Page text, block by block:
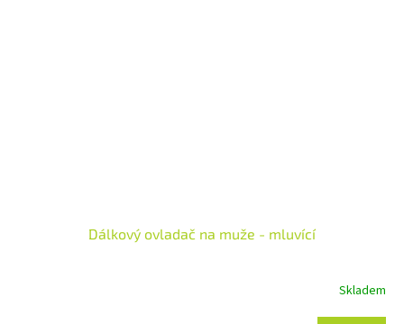
Dálkový ovladač na muže - mluvící
Skladem